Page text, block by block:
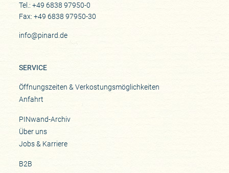
Tel.: +49 6838 97950-0
Fax: +49 6838 97950-30
info@pinard.de
SERVICE
Öffnungszeiten & Verkostungsmöglichkeiten
Anfahrt
PINwand-Archiv
Über uns
Jobs & Karriere
B2B